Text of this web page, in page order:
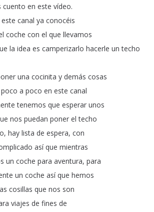
cuento en este vídeo.
este canal ya conocéis
coche con el que llevamos
la idea es camperizarlo hacerle un techo
una cocinita y demás cosas
poco a poco en este canal
tenemos que esperar unos
nos puedan poner el techo
, hay lista de espera, con
así que mientras
un coche para aventura, para
un coche así que hemos
cosillas que nos son
viajes de fines de